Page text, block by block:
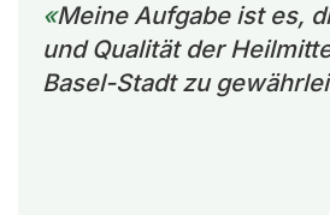
Meine Aufgabe ist es,
und Qualität der
Basel-Stadt zu